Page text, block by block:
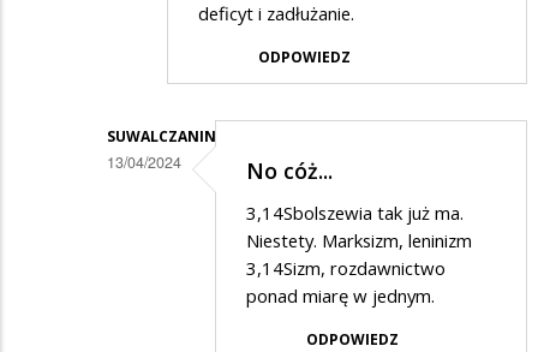
komunikacja
deficyt i zadłużanie.
ODPOWIEDZ
SUWALCZANIN
13/04/2024 No cóż...
3,14Sbolszewia tak już ma.
Niestety. Marksizm, leninizm
3,14Sizm, rozdawnictwo
ponad miarę w jednym.
ODPOWIEDZ